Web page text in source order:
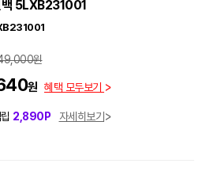
5LXB231001
원
원 혜택 모두보기
2,890P
자세히보기